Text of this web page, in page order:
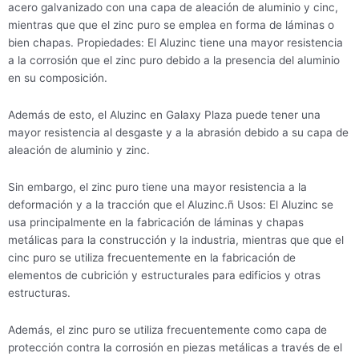
acero galvanizado con una capa de aleación de aluminio y cinc,
mientras que que el zinc puro se emplea en forma de láminas o
bien chapas. Propiedades: El Aluzinc tiene una mayor resistencia
a la corrosión que el zinc puro debido a la presencia del aluminio
en su composición.
Además de esto, el Aluzinc en Galaxy Plaza puede tener una
mayor resistencia al desgaste y a la abrasión debido a su capa de
aleación de aluminio y zinc.
Sin embargo, el zinc puro tiene una mayor resistencia a la
deformación y a la tracción que el Aluzinc.ñ Usos: El Aluzinc se
usa principalmente en la fabricación de láminas y chapas
metálicas para la construcción y la industria, mientras que que el
cinc puro se utiliza frecuentemente en la fabricación de
elementos de cubrición y estructurales para edificios y otras
estructuras.
Además, el zinc puro se utiliza frecuentemente como capa de
protección contra la corrosión en piezas metálicas a través de el